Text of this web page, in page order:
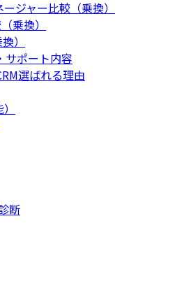
ジャー比較（乗換）
乗換）
）
サポート内容
選ばれる理由
断